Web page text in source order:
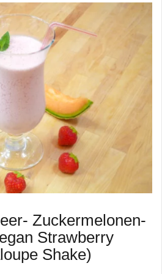
Zuckermelonen-
Strawberry
Shake)